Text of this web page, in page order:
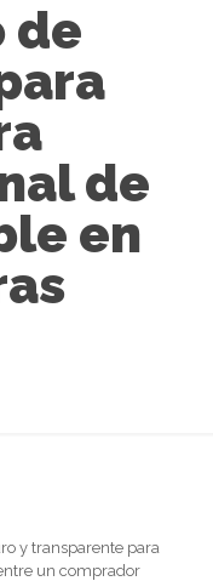
de
de
en
y transparente para
un comprador